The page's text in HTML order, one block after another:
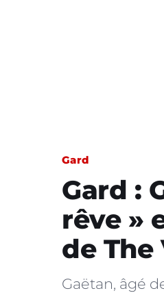
Gard
Gard :
rêve »
de The
Gaëtan, âgé